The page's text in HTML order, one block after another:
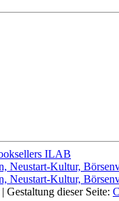
| Gestaltung dieser Seite: